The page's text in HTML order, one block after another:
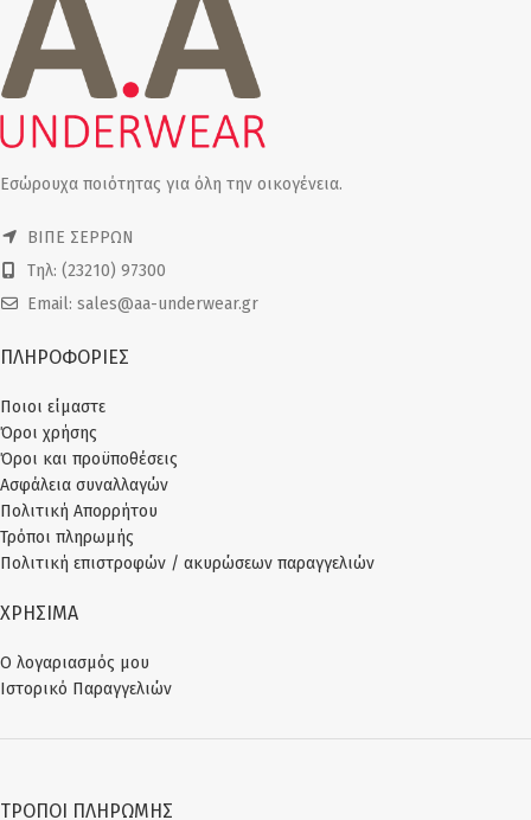
Εσώρουχα ποιότητας για όλη την οικογένεια.
ΒΙΠΕ ΣΕΡΡΩΝ
Τηλ: (23210) 97300
Email: sales@aa-underwear.gr
ΠΛΗΡΟΦΟΡΙΕΣ
Ποιοι είμαστε
Όροι χρήσης
Όροι και προϋποθέσεις
Ασφάλεια συναλλαγών
Πολιτική Απορρήτου
Τρόποι πληρωμής
Πολιτική επιστροφών / ακυρώσεων παραγγελιών
ΧΡΗΣΙΜΑ
Ο λογαριασμός μου
Ιστορικό Παραγγελιών
ΤΡΌΠΟΙ ΠΛΗΡΩΜΉΣ